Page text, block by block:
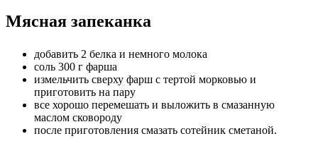
Мясная запеканка
добавить 2 белка и немного молока
соль 300 г фарша
измельчить сверху фарш с тертой морковью и
приготовить на пару
все хорошо перемешать и выложить в смазанную
маслом сковороду
после приготовления смазать сотейник сметаной.